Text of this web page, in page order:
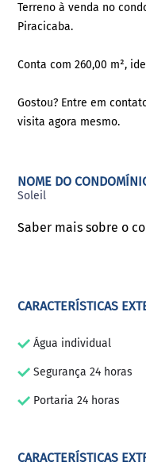
Terreno à venda no
Piracicaba.
Conta com 260,00 m²,
Gostou? Entre em
visita agora mesmo.
NOME DO
Soleil
Saber mais sobre o
CARACTERÍSTICAS
Água individual
Segurança 24 horas
Portaria 24 horas
CARACTERÍSTICAS